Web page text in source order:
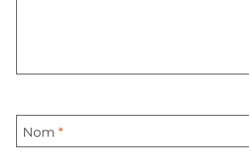
Nom *